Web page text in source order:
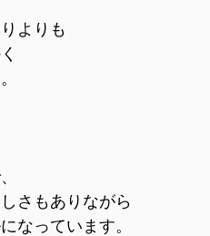
よりも
さもありながら
なっています。